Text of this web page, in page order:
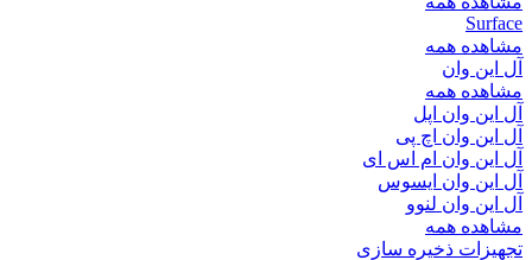
Surface
مشاهده همه
آل این وان
مشاهده همه
آل این وان اپل
آل این وان اچ پی
آل این وان ام اس ای
آل این وان ایسوس
آل این وان لنوو
مشاهده همه
تجهیزات ذخیره سازی